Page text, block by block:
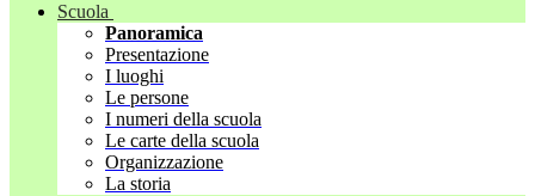
Scuola
Panoramica
Presentazione
I luoghi
Le persone
I numeri della scuola
Le carte della scuola
Organizzazione
La storia